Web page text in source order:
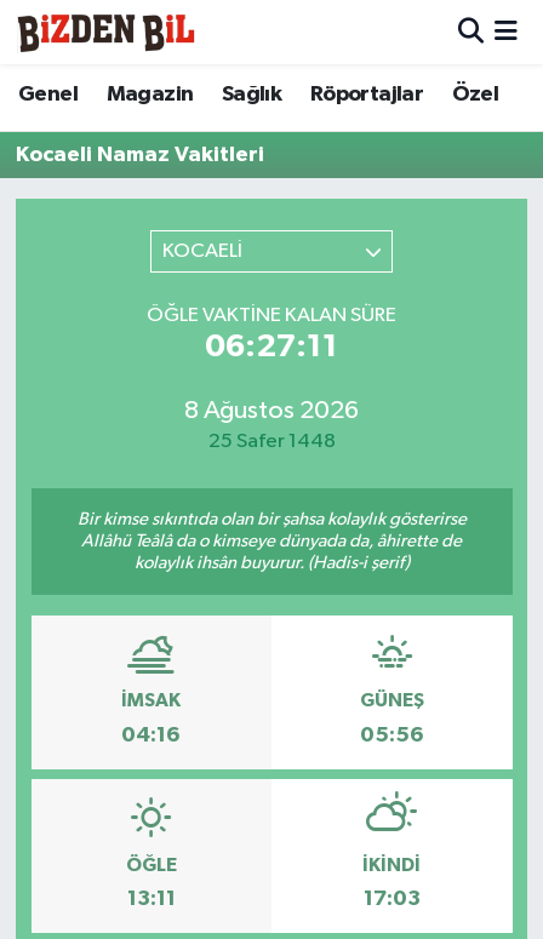
Genel Magazin Sağlık Röportajlar Özel
Kocaeli Namaz Vakitleri
KOCAELİ
ÖĞLE VAKTINE KALAN SÜRE
06:27:11
8 Ağustos 2026
25 Safer 1448
Bir kimse sıkıntıda olan bir şahsa kolaylık gösterirse
Allâhü Teâlâ da o kimseye dünyada da, âhirette de
kolaylık ihsân buyurur. (Hadis-i şerif)
İMSAK
04:16
GÜNEŞ
05:56
ÖĞLE
13:11
İKINDI
17:03
Hava Durumu
Trafik Durumu
Tüm Manşetler
Son Dakika Haberleri